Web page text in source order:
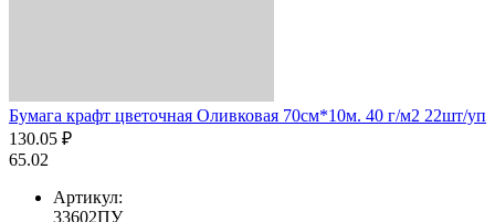
Бумага крафт цветочная Оливковая 70см*10м. 40 г/м2 22шт/уп
130.05 ₽
65.02
Артикул:
33602ПУ